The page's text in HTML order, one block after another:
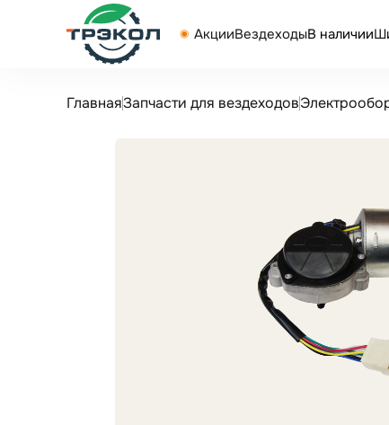
АкцииВездеходыВ наличии
ГлавнаяЗапчасти для вездеходов